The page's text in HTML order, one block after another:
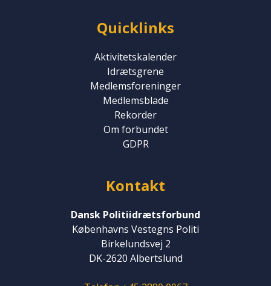
Quicklinks
Aktivitetskalender
Idrætsgrene
Medlemsforeninger
Medlemsblade
Rekorder
Om forbundet
GDPR
Kontakt
Dansk Politiidrætsforbund
Københavns Vestegns Politi
Birkelundsvej 2
DK-2620 Albertslund